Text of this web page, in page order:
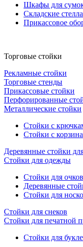
Шкафы для
Складские
Прикассовое
Торговые стойки
Рекламные стойки
Торговые стенды
Прикассовые стойки
Перфорированные
Металлические стойки
Стойки с
Стойки с
Деревянные стойки
Стойки для одежды
Стойки для
Деревянные
Стойки для
Стойки для снеков
Стойки для печатной
Стойки для